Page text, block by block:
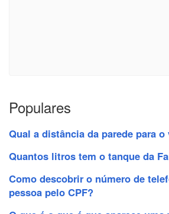
Populares
Qual a distância da parede para o
Quantos litros tem o tanque da
Como descobrir o número de
pessoa pelo CPF?